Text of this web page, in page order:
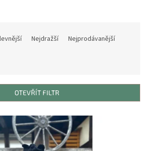
Nejdražší
Nejprodávanější
OTEVŘÍT FILTR